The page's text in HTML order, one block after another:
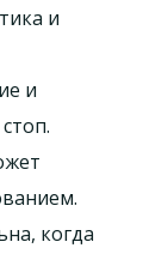
и
и
когда